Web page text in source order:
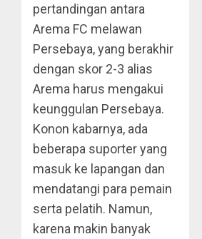
pertandingan antara
Arema FC melawan
Persebaya, yang berakhir
dengan skor 2-3 alias
Arema harus mengakui
keunggulan Persebaya.
Konon kabarnya, ada
beberapa suporter yang
masuk ke lapangan dan
mendatangi para pemain
serta pelatih. Namun,
karena makin banyak